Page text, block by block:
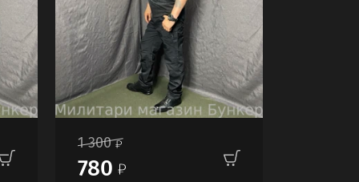
1 300
780